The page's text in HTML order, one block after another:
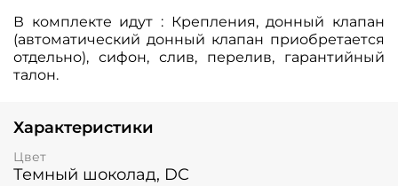
В комплекте идут : Крепления, донный клапан
(автоматический донный клапан приобретается
отдельно), сифон, слив, перелив, гарантийный
талон.
Характеристики
Цвет
Темный шоколад, DC